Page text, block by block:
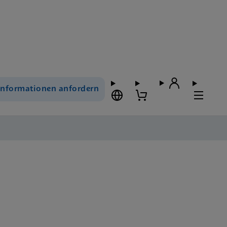
anfordern